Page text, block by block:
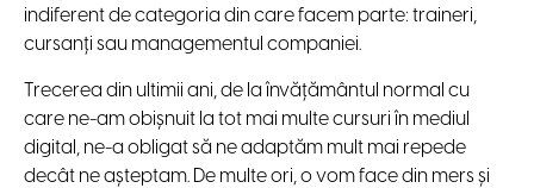
indiferent de categoria din care facem parte: traineri,
cursanți sau managementul companiei.
Trecerea din ultimii ani, de la învățământul normal cu
care ne-am obișnuit la tot mai multe cursuri în mediul
digital, ne-a obligat să ne adaptăm mult mai repede
decât ne așteptam. De multe ori, o vom face din mers și